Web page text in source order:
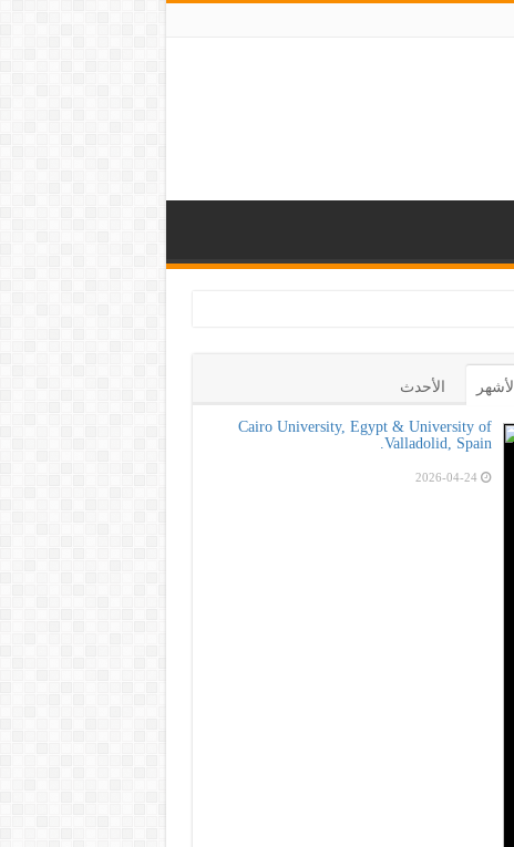
الأشهر الأحدث
Cairo University, Egypt & University of
Valladolid, Spain.
2026-04-24